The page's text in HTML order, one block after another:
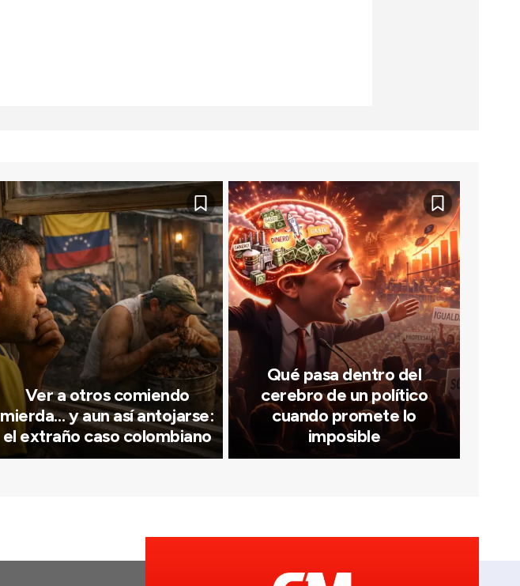
Ver a otros comiendo
mierda… y aun así antojarse:
el extraño caso colombiano
Qué pasa dentro del
cerebro de un político
cuando promete lo
imposible